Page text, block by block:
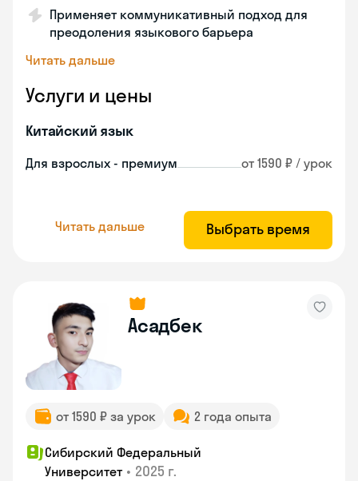
Применяет коммуникативный подход для
преодоления языкового барьера
Читать дальше
Услуги и цены
Китайский язык
Для взрослых - премиум от 1590 ₽ / урок
Читать дальше Выбрать время
Асадбек
от 1590 ₽ за урок 2 года опыта
Сибирский Федеральный
Университет • 2025 г.